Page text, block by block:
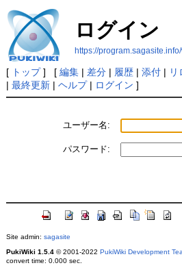
ログイン
https://
[ トップ] [ 編集| 差分| 履歴| 添付| リ
| 最終更新| ヘルプ| ログイン ]
ユーザー名:
パスワード:
Site admin: sagasite
PukiWiki 1.5.4© 2001-2022 PukiWiki Development
convert time: 0.000 sec.